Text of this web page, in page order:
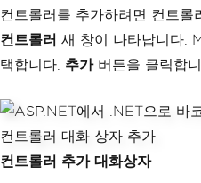
컨트롤러를 추가하려면 컨트롤
컨트롤러 새 창이 나타납니다.
택합니다. 추가버튼을 클릭합
컨트롤러 추가 대화상자